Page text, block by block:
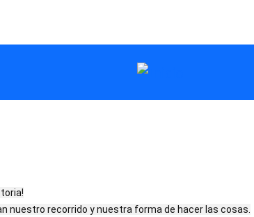
nuestro recorrido y nuestra forma de hacer las cosas.